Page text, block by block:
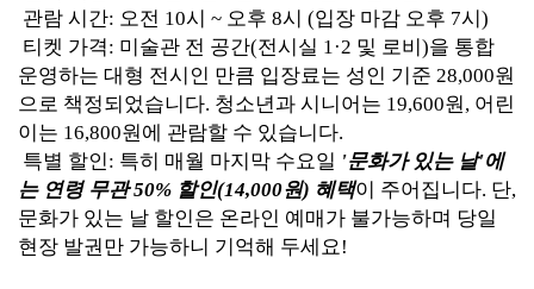
관람 시간: 오전 10시 ~ 오후 8시 (입장 마감 오후 7시)
티켓 가격: 미술관 전 공간(전시실 1·2 및 로비)을 통합
운영하는 대형 전시인 만큼 입장료는 성인 기준 28,000원
으로 책정되었습니다. 청소년과 시니어는 19,600원, 어린
이는 16,800원에 관람할 수 있습니다.
특별 할인: 특히 매월 마지막 수요일 '문화가 있는 날'에
는 연령 무관 50% 할인(14,000원) 혜택이 주어집니다. 단,
문화가 있는 날 할인은 온라인 예매가 불가능하며 당일
현장 발권만 가능하니 기억해 두세요!